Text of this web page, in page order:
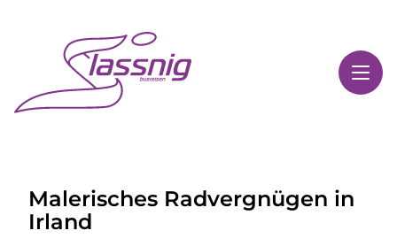
Highlights
Service
Malerisches Radvergnügen in
Irland